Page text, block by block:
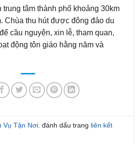
tâm thành phố khoảng 30km
Chùa thu hút được đông đảo du
cầu nguyện, xin lễ, tham quan,
động tôn giáo hằng năm và
Vụ Tận Nơi . đánh dấu trang liên kết